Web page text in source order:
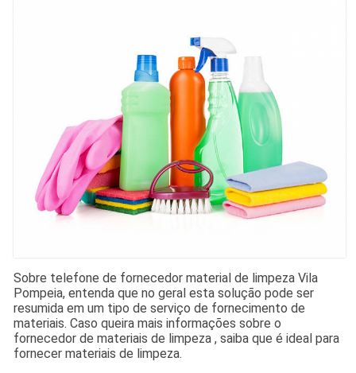
Sobre telefone de fornecedor material de limpeza Vila
Pompeia, entenda que no geral esta solução pode ser
resumida em um tipo de serviço de fornecimento de
materiais. Caso queira mais informações sobre o
fornecedor de materiais de limpeza , saiba que é ideal para
fornecer materiais de limpeza.